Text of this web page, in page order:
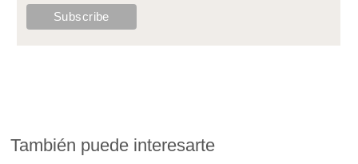
También puede interesarte